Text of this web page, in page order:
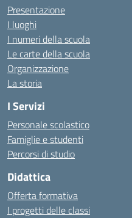
Presentazione
I luoghi
I numeri della scuola
Le carte della scuola
Organizzazione
La storia
I Servizi
Personale scolastico
Famiglie e studenti
Percorsi di studio
Didattica
Offerta formativa
I progetti delle classi